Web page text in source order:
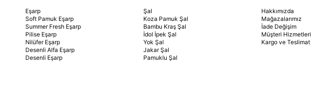
Eşarp
Soft Pamuk Eşarp
Summer Fresh Eşarp
Pilise Eşarp
Nilüfer Eşarp
Desenli Alfa Eşarp
Desenli Eşarp
Şal
Koza Pamuk Şal
Bambu Kraş Şal
İdol İpek Şal
Yok Şal
Jakar Şal
Pamuklu Şal
Hakkımızda
Mağazalarımız
İade Değişim
Müşteri Hizmetleri
Kargo ve Teslimat